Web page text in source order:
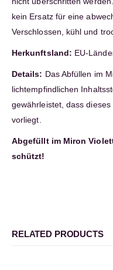
kein Ersatz für eine
Verschlossen, kühl und
Herkunftsland: EU-
Details: Das Abfüllen im
lichtempfindlichen
gewährleistet, dass
vorliegt.
Abgefüllt im Miron
schützt!
RELATED PRODUCTS